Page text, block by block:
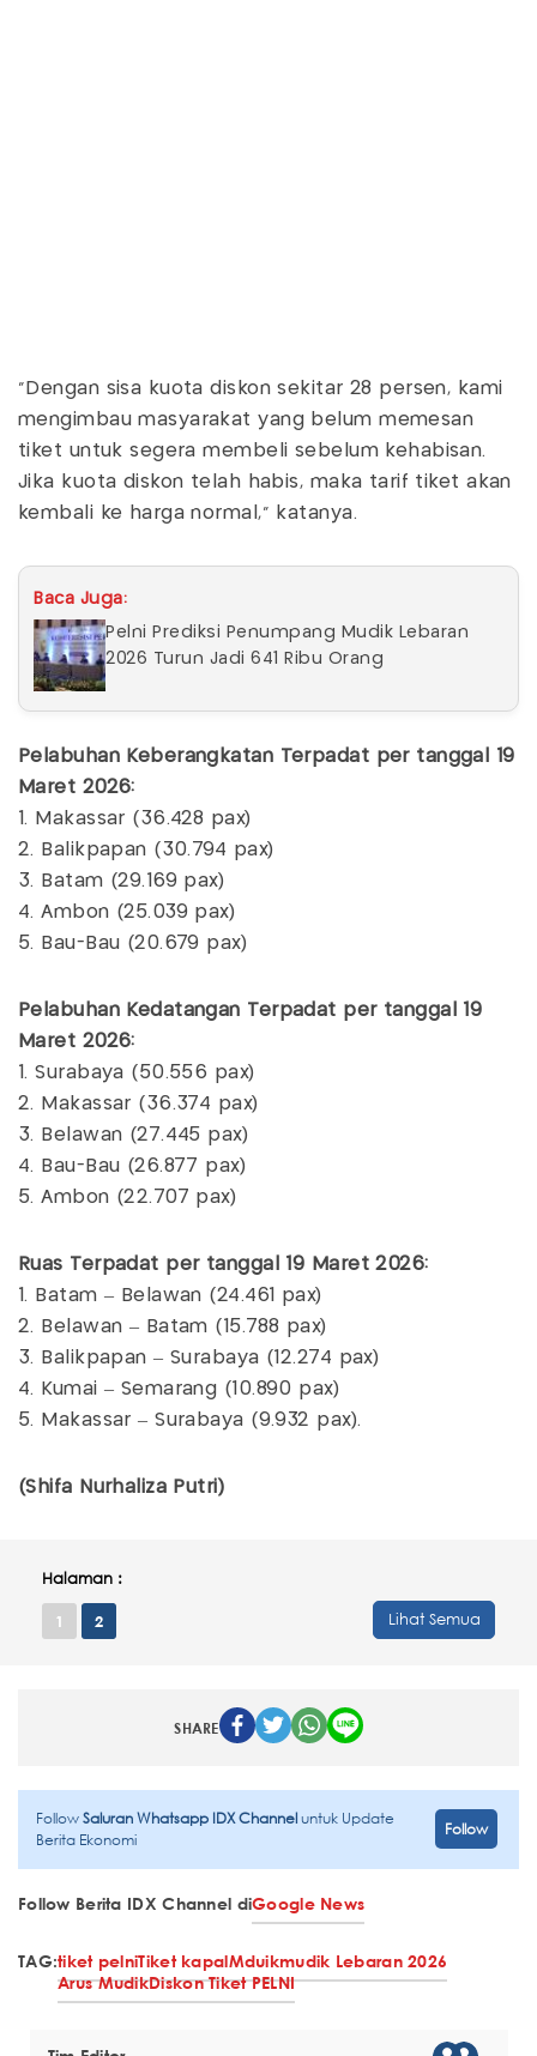
“Dengan sisa kuota diskon sekitar 28 persen, kami
mengimbau masyarakat yang belum memesan
tiket untuk segera membeli sebelum kehabisan.
Jika kuota diskon telah habis, maka tarif tiket akan
kembali ke harga normal,” katanya.
Baca Juga:
Pelni Prediksi Penumpang Mudik Lebaran
2026 Turun Jadi 641 Ribu Orang
Pelabuhan Keberangkatan Terpadat per tanggal 19
Maret 2026:
1. Makassar (36.428 pax)
2. Balikpapan (30.794 pax)
3. Batam (29.169 pax)
4. Ambon (25.039 pax)
5. Bau-Bau (20.679 pax)
Pelabuhan Kedatangan Terpadat per tanggal 19
Maret 2026:
1. Surabaya (50.556 pax)
2. Makassar (36.374 pax)
3. Belawan (27.445 pax)
4. Bau-Bau (26.877 pax)
5. Ambon (22.707 pax)
Ruas Terpadat per tanggal 19 Maret 2026:
1. Batam – Belawan (24.461 pax)
2. Belawan – Batam (15.788 pax)
3. Balikpapan – Surabaya (12.274 pax)
4. Kumai – Semarang (10.890 pax)
5. Makassar – Surabaya (9.932 pax).
(Shifa Nurhaliza Putri)
Halaman :
1 2 Lihat Semua
SHARE
FollowSaluran Whatsapp IDX Channeluntuk Update
Berita Ekonomi
Follow
Follow Berita IDX Channel diGoogle News
TAG:tiket pelniTiket kapalMduikmudik Lebaran 2026
Arus MudikDiskon Tiket PELNI